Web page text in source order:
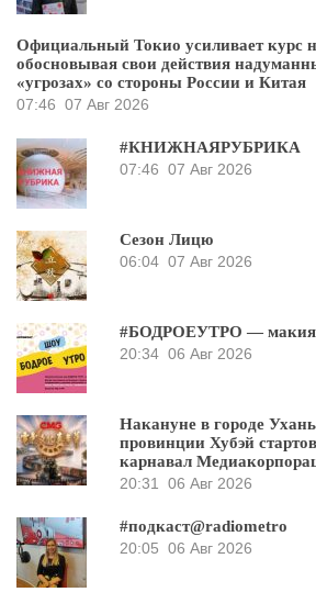
Официальный Токио усиливает курс
обосновывая свои действия
«угрозах» со стороны России и Китая
07:46 07 Авг 2026
#КНИЖНАЯРУБРИКА
07:46 07 Авг 2026
Сезон Лицю
06:04 07 Авг 2026
#БОДРОЕУТРО —
20:34 06 Авг 2026
Накануне в городе
провинции Хубэй
карнавал
20:31
06 Авг 2026
#подкаст@radiometro
20:05 06 Авг 2026